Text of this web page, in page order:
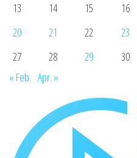
13
14 15 16
20
21 22 23
27
28 29 30
« Feb. Apr. »